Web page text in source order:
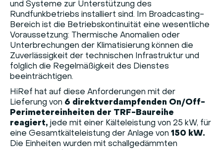
und Systeme zur Unterstützung des
Rundfunkbetriebs installiert sind. Im Broadcasting-
Bereich ist die Betriebskontinuität eine wesentliche
Voraussetzung: Thermische Anomalien oder
Unterbrechungen der Klimatisierung können die
Zuverlässigkeit der technischen Infrastruktur und
folglich die Regelmäßigkeit des Dienstes
beeinträchtigen.
HiRef hat auf diese Anforderungen mit der
Lieferung von 6 direktverdampfenden On/Off-
Perimetereinheiten der TRF-Baureihe
reagiert, jede mit einer Kälteleistung von 25 kW, für
eine Gesamtkälteleistung der Anlage von 150 kW.
Die Einheiten wurden mit schallgedämmten